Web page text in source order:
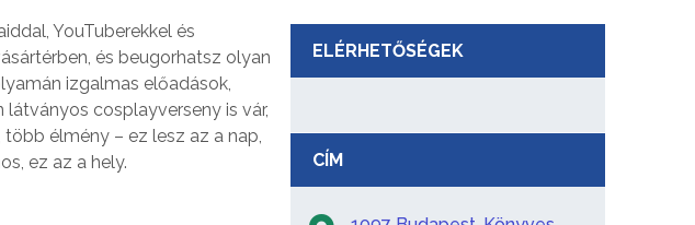
YouTuberekkel és
és beugorhatsz olyan
izgalmas előadások,
cosplayverseny is vár,
élmény – ez lesz az a nap,
ez az a hely.
ELÉRHETŐSÉGEK
CÍM